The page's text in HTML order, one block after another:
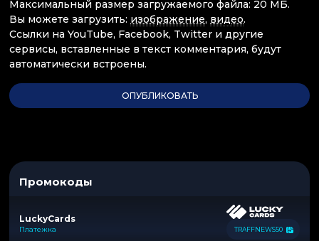
Максимальный размер загружаемого файла: 20 МБ.
Вы можете загрузить: изображение, видео.
Ссылки на YouTube, Facebook, Twitter и другие
сервисы, вставленные в текст комментария, будут
автоматически встроены.
Промокоды
LuckyCards
Платежка TRAFFNEWS50